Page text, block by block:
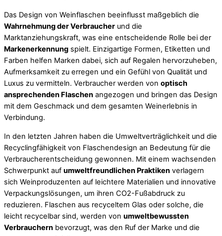
Das Design von Weinflaschen beeinflusst maßgeblich die
Wahrnehmung der Verbraucher und die
Marktanziehungskraft, was eine entscheidende Rolle bei der
Markenerkennung spielt. Einzigartige Formen, Etiketten und
Farben helfen Marken dabei, sich auf Regalen hervorzuheben,
Aufmerksamkeit zu erregen und ein Gefühl von Qualität und
Luxus zu vermitteln. Verbraucher werden von optisch
ansprechenden Flaschen angezogen und bringen das Design
mit dem Geschmack und dem gesamten Weinerlebnis in
Verbindung.
In den letzten Jahren haben die Umweltverträglichkeit und die
Recyclingfähigkeit von Flaschendesign an Bedeutung für die
Verbraucherentscheidung gewonnen. Mit einem wachsenden
Schwerpunkt auf umweltfreundlichen Praktiken verlagern
sich Weinproduzenten auf leichtere Materialien und innovative
Verpackungslösungen, um ihren CO2-Fußabdruck zu
reduzieren. Flaschen aus recyceltem Glas oder solche, die
leicht recycelbar sind, werden von umweltbewussten
Verbrauchern bevorzugt, was den Ruf der Marke und die